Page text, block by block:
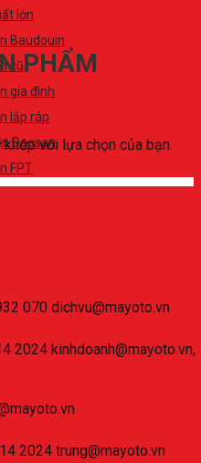
lớn
Baudouin
cũ
gia đình
lắp ráp
Doosan
FPT
Perkins
phát điện
– MAYOTO.vn
MAYOTO.vn
lý
tư máy phát điện
– MAYOTO.vn
hàng-Khách sạn-Hotel
PHẨM
với lựa chọn của bạn.
070 dichvu@mayoto.vn
2024 kinhdoanh@mayoto.vn,
2024 trung@mayoto.vn